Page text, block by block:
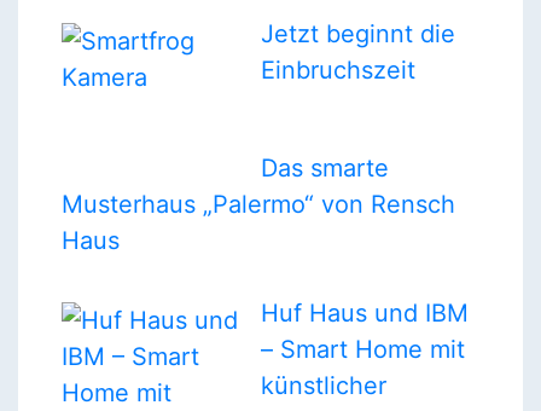
Jetzt beginnt die
Einbruchszeit
Das smarte
Musterhaus „Palermo“ von Rensch
Haus
Huf Haus und IBM
– Smart Home mit
künstlicher